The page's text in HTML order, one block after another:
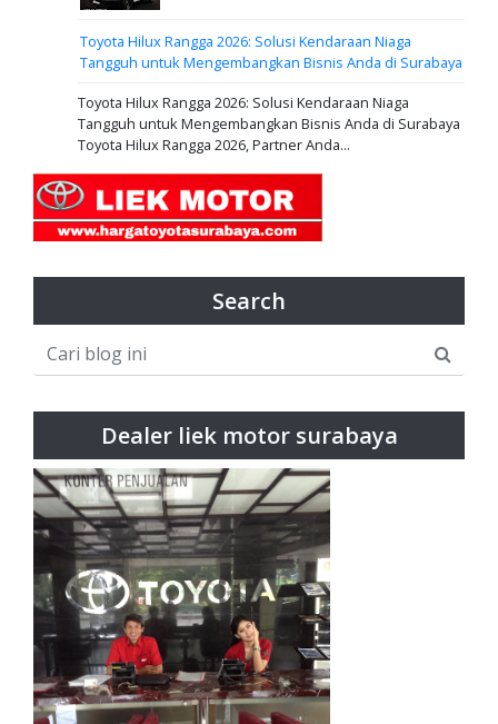
Toyota Hilux Rangga 2026: Solusi Kendaraan Niaga
Tangguh untuk Mengembangkan Bisnis Anda di Surabaya
Toyota Hilux Rangga 2026: Solusi Kendaraan Niaga
Tangguh untuk Mengembangkan Bisnis Anda di Surabaya
Toyota Hilux Rangga 2026, Partner Anda...
Search
Dealer liek motor surabaya